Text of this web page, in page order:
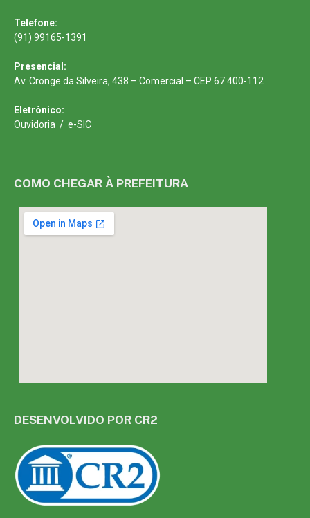
Telefone:
(91) 99165-1391
Presencial:
Av. Cronge da Silveira, 438 – Comercial – CEP 67.400-112
Eletrônico:
Ouvidoria / e-SIC
COMO CHEGAR À PREFEITURA
DESENVOLVIDO POR CR2